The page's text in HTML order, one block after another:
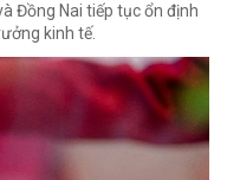
Đồng Nai tiếp tục ổn định
kinh tế.